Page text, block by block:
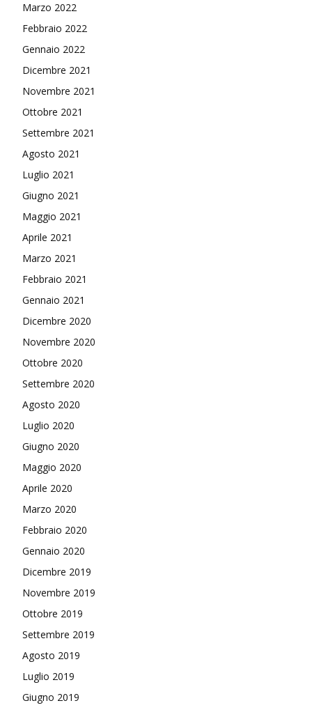
Marzo 2022
Febbraio 2022
Gennaio 2022
Dicembre 2021
Novembre 2021
Ottobre 2021
Settembre 2021
Agosto 2021
Luglio 2021
Giugno 2021
Maggio 2021
Aprile 2021
Marzo 2021
Febbraio 2021
Gennaio 2021
Dicembre 2020
Novembre 2020
Ottobre 2020
Settembre 2020
Agosto 2020
Luglio 2020
Giugno 2020
Maggio 2020
Aprile 2020
Marzo 2020
Febbraio 2020
Gennaio 2020
Dicembre 2019
Novembre 2019
Ottobre 2019
Settembre 2019
Agosto 2019
Luglio 2019
Giugno 2019